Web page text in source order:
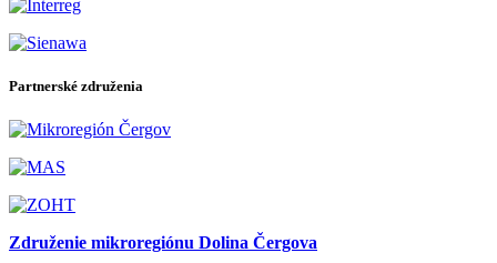
Partnerské združenia
Združenie mikroregiónu Dolina Čergova